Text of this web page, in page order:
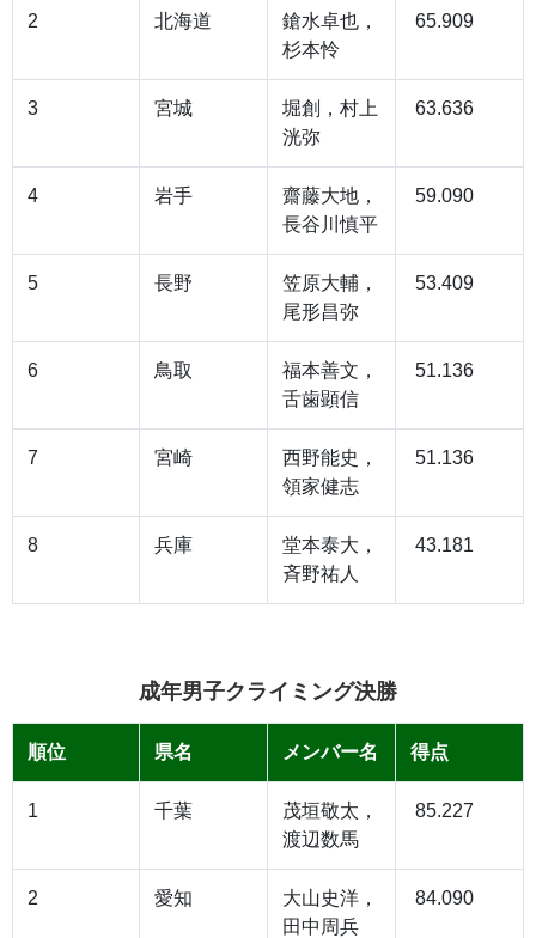
2 北海道
鎗水卓也，
杉本怜
65.909
3 宮城
堀創，村上
洸弥
63.636
4 岩手
齋藤大地，
長谷川慎平
59.090
5 長野
笠原大輔，
尾形昌弥
53.409
6 鳥取
福本善文，
舌歯顕信
51.136
7 宮崎
西野能史，
領家健志
51.136
8 兵庫
堂本泰大，
斉野祐人
43.181
成年男子クライミング決勝
順位 県名 メンバー名 得点
1 千葉
茂垣敬太，
渡辺数馬
85.227
2 愛知
大山史洋，
田中周兵
84.090